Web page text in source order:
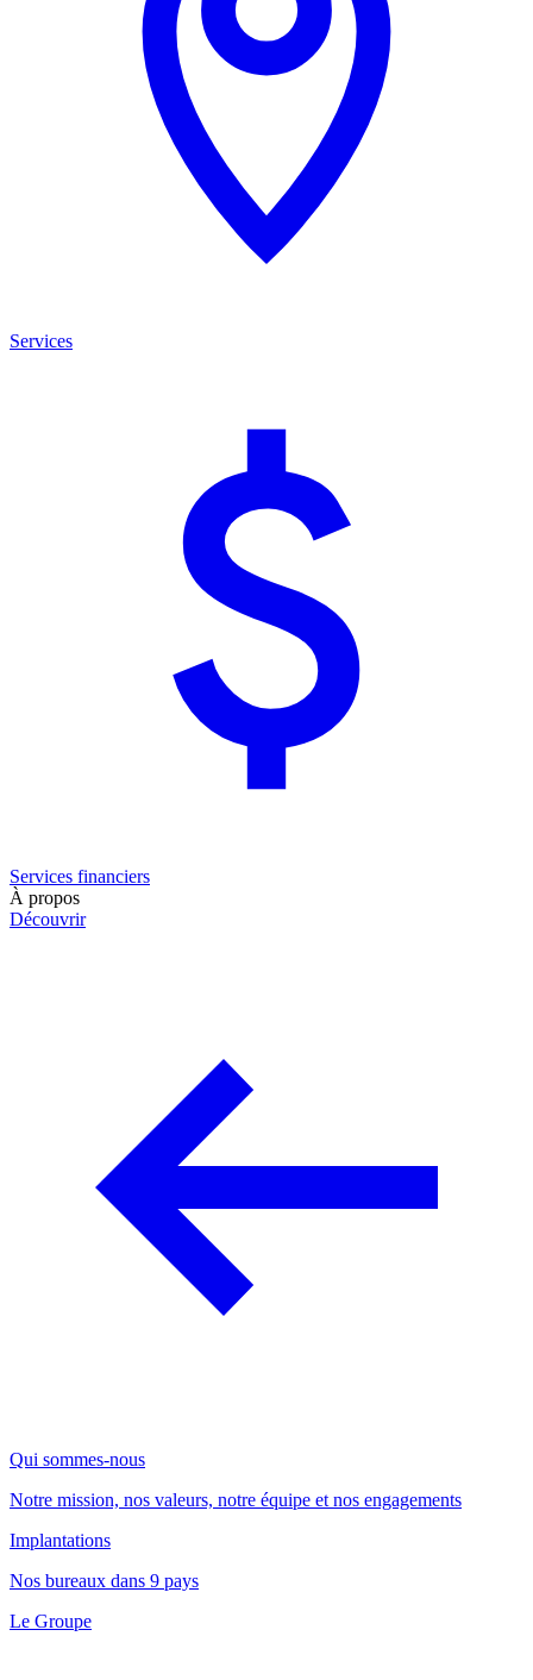
Services
Services financiers
À propos
Découvrir
Qui sommes-nous
Notre mission, nos valeurs, notre équipe et nos engagements
Implantations
Nos bureaux dans 9 pays
Le Groupe